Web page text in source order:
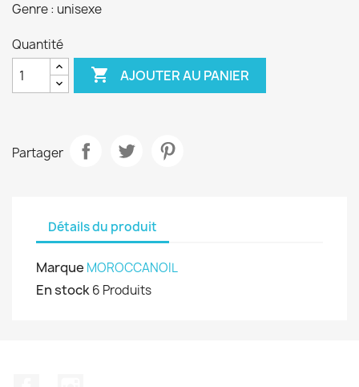
Genre : unisexe
Quantité
 AJOUTER AU PANIER
Partager
Détails du produit
Marque MOROCCANOIL
En stock6 Produits